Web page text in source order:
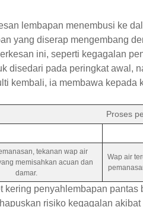
lembapan menembusi ke
yang diserap mengembang
ini, seperti kegagalan
disedari pada peringkat awal,
kembali, ia membawa
Proses
tekanan wap air
memisahkan acuan dan
damar.
Wap air
kering penyahlembapan
risiko kegagalan